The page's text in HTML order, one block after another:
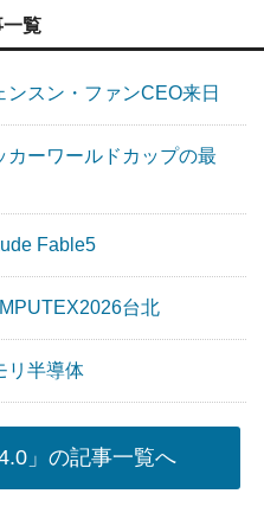
一覧
スン・ファンCEO来日
ーワールドカップの最
Fable5
台北
半導体
」の記事一覧へ